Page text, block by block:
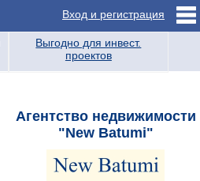
Вход и регистрация
Выгодно для инвест.
проектов
Агентство недвижимости
"New Batumi"